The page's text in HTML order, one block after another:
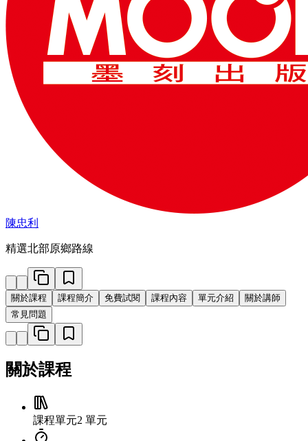
陳忠利
精選北部原鄉路線
關於課程 課程簡介 免費試閱 課程內容 單元介紹
關於講師
常見問題
關於課程
課程單元2 單元